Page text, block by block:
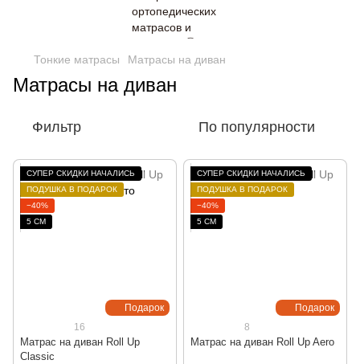
Тонкие матрасы Матрасы на диван
Матрасы на диван
Фильтр По популярности
Подарок
СУПЕР СКИДКИ НАЧАЛИСЬ
ПОДУШКА В ПОДАРОК
−40%
5 СМ
16
Матрас на диван Roll Up
Classic
Подарок
СУПЕР СКИДКИ НАЧАЛИСЬ
ПОДУШКА В ПОДАРОК
−40%
5 СМ
8
Матрас на диван Roll Up Aero